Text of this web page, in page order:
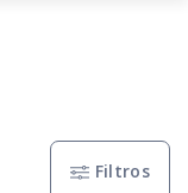
Filtros